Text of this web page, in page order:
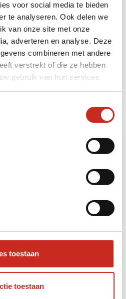
voor social media te bieden
te analyseren. Ook delen we
van onze site met onze
adverteren en analyse. Deze
combineren met andere
verstrekt of die ze hebben
gebruik van hun services.
toestaan
toestaan